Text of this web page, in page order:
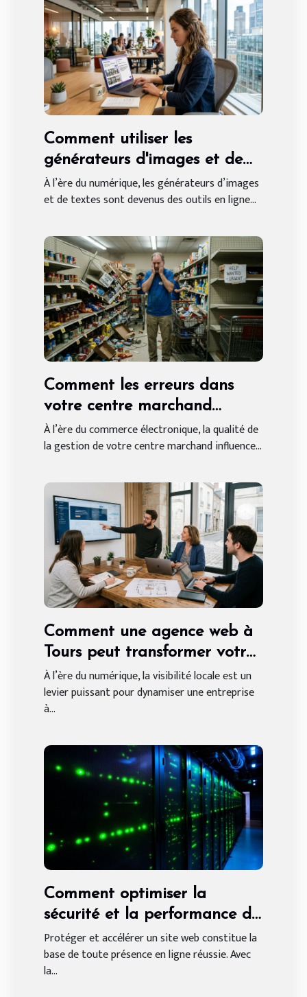
Comment utiliser les
générateurs d'images et de
textes en ligne gratuitement
?
À l’ère du numérique, les générateurs d’images
et de textes sont devenus des outils en ligne...
Comment les erreurs dans
votre centre marchand
peuvent affecter vos ventes
en ligne ?
À l’ère du commerce électronique, la qualité de
la gestion de votre centre marchand influence...
Comment une agence web à
Tours peut transformer votre
entreprise locale
À l’ère du numérique, la visibilité locale est un
levier puissant pour dynamiser une entreprise
à...
Comment optimiser la
sécurité et la performance de
votre site web ?
Protéger et accélérer un site web constitue la
base de toute présence en ligne réussie. Avec
la...